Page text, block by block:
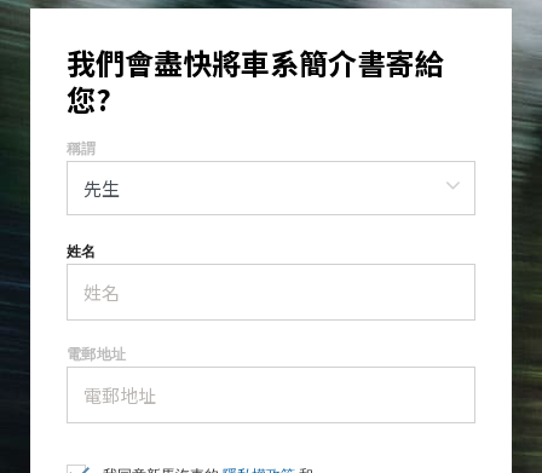
我們會盡快將車系簡介書寄給
您?
稱謂
姓名
電郵地址